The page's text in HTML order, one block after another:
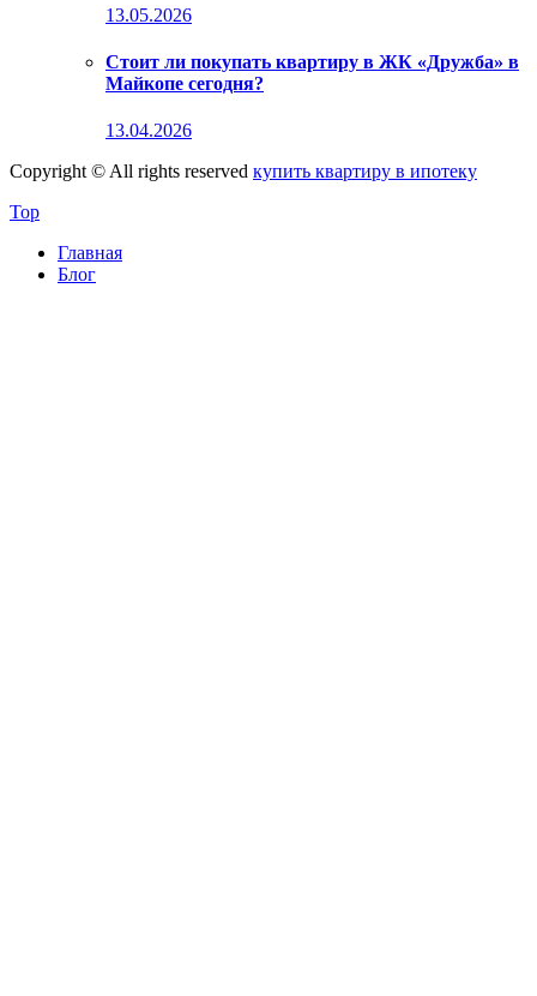
13.05.2026
Стоит ли покупать квартиру в ЖК «Дружба» в
Майкопе сегодня?
13.04.2026
Copyright © All rights reserved купить квартиру в ипотеку
Top
Главная
Блог